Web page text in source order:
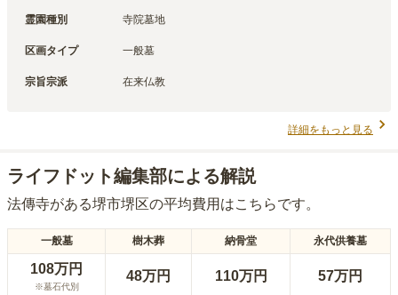
霊園種別 寺院墓地
区画タイプ 一般墓
宗旨宗派 在来仏教
詳細をもっと見る
ライフドット編集部による解説
法傳寺がある堺市堺区の平均費用はこちらです。
一般墓 樹木葬 納骨堂 永代供養墓
108万円
※墓石代別
48万円 110万円 57万円